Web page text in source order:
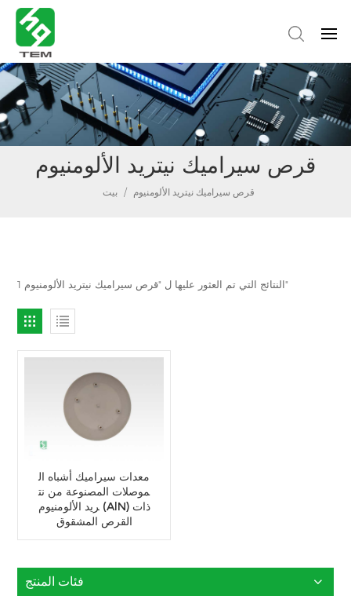
قرص سيراميك نيتريد الألومنيوم
بيت / قرص سيراميك نيتريد الألومنيوم
1 النتائج التي تم العثور عليها ل "قرص سيراميك نيتريد الألومنيوم"
معدات سيراميك أشباه ال
موصلات المصنوعة من نت
ريد الألومنيوم (AlN) ذات
القرص المشقوق
فئات المنتج